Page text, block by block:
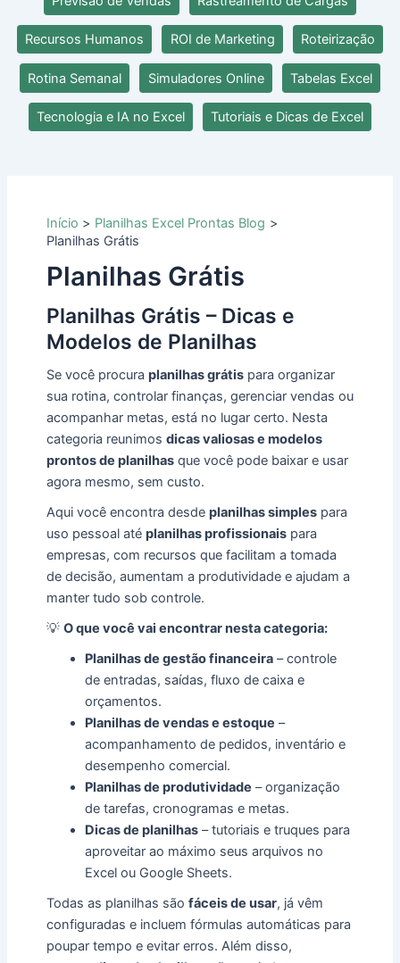
Recursos Humanos ROI de Marketing Roteirização
Rotina Semanal Simuladores Online Tabelas Excel
Tecnologia e IA no Excel Tutoriais e Dicas de Excel
Início
Planilhas Excel Prontas Blog
Planilhas Grátis
Planilhas Grátis
Planilhas Grátis – Dicas e
Modelos de Planilhas
Se você procura planilhas grátispara organizar
sua rotina, controlar finanças, gerenciar vendas ou
acompanhar metas, está no lugar certo. Nesta
categoria reunimos dicas valiosas e modelos
prontos de planilhasque você pode baixar e usar
agora mesmo, sem custo.
Aqui você encontra desde planilhas simplespara
uso pessoal até planilhas profissionaispara
empresas, com recursos que facilitam a tomada
de decisão, aumentam a produtividade e ajudam a
manter tudo sob controle.
💡 O que você vai encontrar nesta categoria:
Planilhas de gestão financeira – controle
de entradas, saídas, fluxo de caixa e
orçamentos.
Planilhas de vendas e estoque –
acompanhamento de pedidos, inventário e
desempenho comercial.
Planilhas de produtividade – organização
de tarefas, cronogramas e metas.
Dicas de planilhas – tutoriais e truques para
aproveitar ao máximo seus arquivos no
Excel ou Google Sheets.
Todas as planilhas são fáceis de usar, já vêm
configuradas e incluem fórmulas automáticas para
poupar tempo e evitar erros. Além disso,